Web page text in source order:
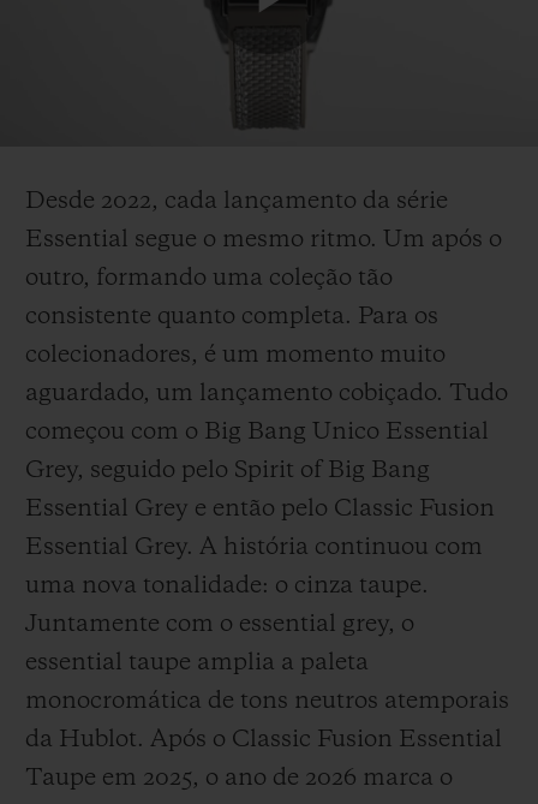
Desde 2022, cada lançamento da série
Essential segue o mesmo ritmo. Um após o
outro, formando uma coleção tão
consistente quanto completa. Para os
colecionadores, é um momento muito
aguardado, um lançamento cobiçado. Tudo
começou com o Big Bang Unico Essential
Grey, seguido pelo Spirit of Big Bang
Essential Grey e então pelo Classic Fusion
Essential Grey. A história continuou com
uma nova tonalidade: o cinza taupe.
Juntamente com o essential grey, o
essential taupe amplia a paleta
monocromática de tons neutros atemporais
da Hublot. Após o Classic Fusion Essential
Taupe em 2025, o ano de 2026 marca o